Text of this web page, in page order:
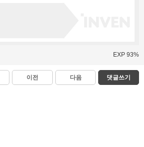
EXP 93%
이전 다음 댓글쓰기